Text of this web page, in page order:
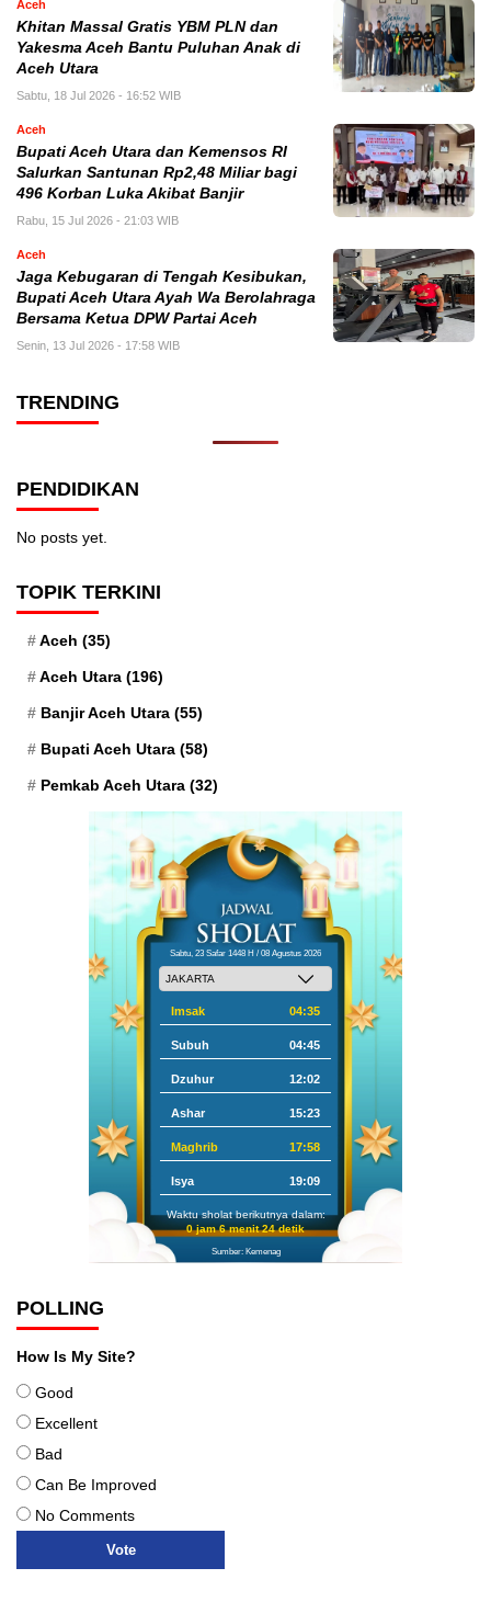
Aceh
Khitan Massal Gratis YBM PLN dan
Yakesma Aceh Bantu Puluhan Anak di
Aceh Utara
Sabtu, 18 Jul 2026 - 16:52 WIB
Aceh
Bupati Aceh Utara dan Kemensos RI
Salurkan Santunan Rp2,48 Miliar bagi
496 Korban Luka Akibat Banjir
Rabu, 15 Jul 2026 - 21:03 WIB
Aceh
Jaga Kebugaran di Tengah Kesibukan,
Bupati Aceh Utara Ayah Wa Berolahraga
Bersama Ketua DPW Partai Aceh
Senin, 13 Jul 2026 - 17:58 WIB
TRENDING
PENDIDIKAN
No posts yet.
TOPIK TERKINI
Aceh (35)
Aceh Utara (196)
Banjir Aceh Utara (55)
Bupati Aceh Utara (58)
Pemkab Aceh Utara (32)
Sabtu, 23 Safar 1448 H / 08 Agustus 2026
Imsak 04:35
Subuh 04:45
Dzuhur 12:02
Ashar 15:23
Maghrib 17:58
Isya 19:09
Waktu sholat berikutnya dalam:
0 jam 6 menit 23 detik
Sumber: Kemenag
POLLING
How Is My Site?
Good
Excellent
Bad
Can Be Improved
No Comments